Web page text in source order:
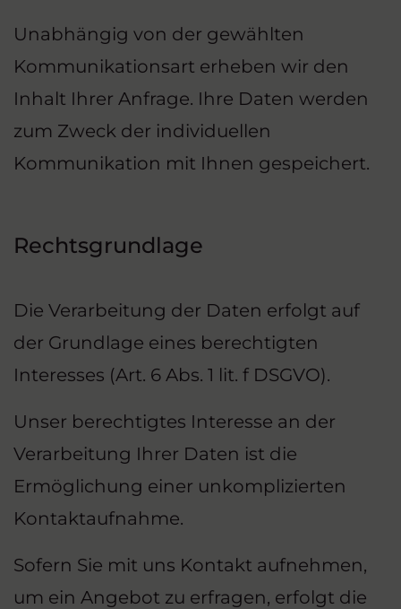
Unabhängig von der gewählten
Kommunikationsart erheben wir den
Inhalt Ihrer Anfrage. Ihre Daten werden
zum Zweck der individuellen
Kommunikation mit Ihnen gespeichert.
Rechtsgrundlage
Die Verarbeitung der Daten erfolgt auf
der Grundlage eines berechtigten
Interesses (Art. 6 Abs. 1 lit. f DSGVO).
Unser berechtigtes Interesse an der
Verarbeitung Ihrer Daten ist die
Ermöglichung einer unkomplizierten
Kontaktaufnahme.
Sofern Sie mit uns Kontakt aufnehmen,
um ein Angebot zu erfragen, erfolgt die